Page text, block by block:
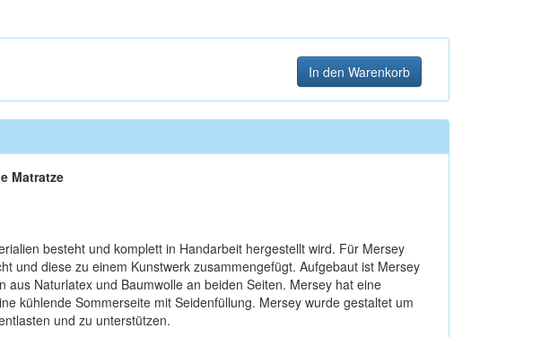
In den Warenkorb
Matratze
besteht und komplett in Handarbeit hergestellt wird. Für Mersey
und diese zu einem Kunstwerk zusammengefügt. Aufgebaut ist Mersey
Naturlatex und Baumwolle an beiden Seiten. Mersey hat eine
kühlende Sommerseite mit Seidenfüllung. Mersey wurde gestaltet um
und zu unterstützen.